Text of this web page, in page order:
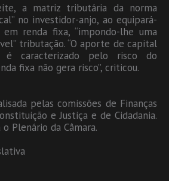
a matriz tributária da norma
no investidor-anjo, ao equipará-
renda fixa, “impondo-lhe uma
tributação. “O aporte de capital
é caracterizado pelo risco do
fixa não gera risco”, criticou.
pelas comissões de Finanças
e Justiça e de Cidadania.
Plenário da Câmara.